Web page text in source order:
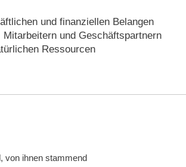
und finanziellen Belangen
und Geschäftspartnern
Ressourcen
von ihnen stammend